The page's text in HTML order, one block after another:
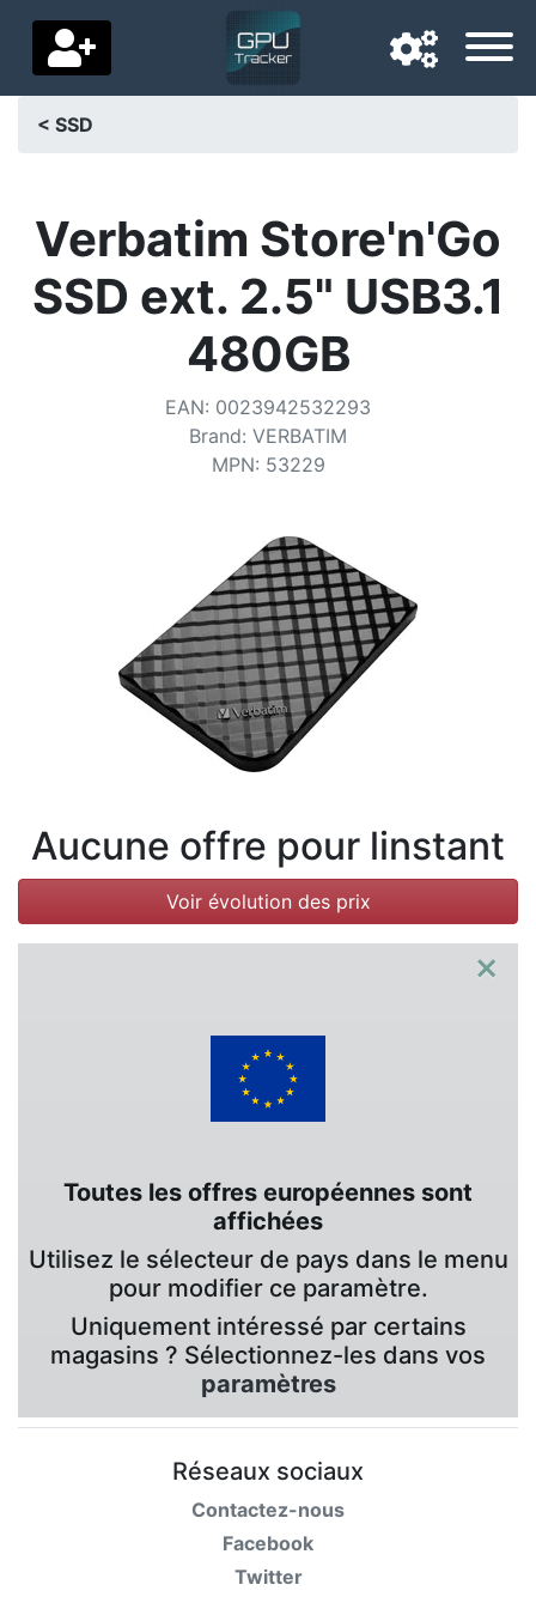
Pays de livraison
Accueil
< SSD
Verbatim Store'n'Go
SSD ext. 2.5" USB3.1
480GB
EAN: 0023942532293
Brand: VERBATIM
MPN: 53229
Aucune offre pour linstant
Voir évolution des prix
×
Toutes les offres européennes sont
affichées
Utilisez le sélecteur de pays dans le menu
pour modifier ce paramètre.
Uniquement intéressé par certains
magasins ? Sélectionnez-les dans vos
paramètres
Réseaux sociaux
Contactez-nous
Facebook
Twitter